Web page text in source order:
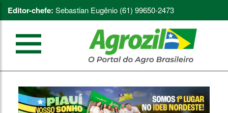
Editor-chefe: Sebastian Eugênio (61) 99650-2473